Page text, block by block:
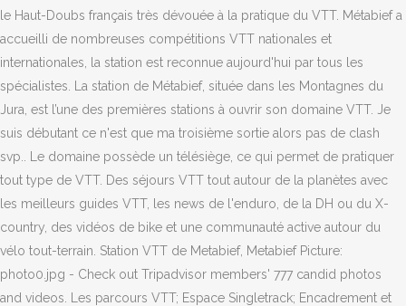
le Haut-Doubs français très dévouée à la pratique du VTT. Métabief a
accueilli de nombreuses compétitions VTT nationales et
internationales, la station est reconnue aujourd'hui par tous les
spécialistes. La station de Métabief, située dans les Montagnes du
Jura, est l’une des premières stations à ouvrir son domaine VTT. Je
suis débutant ce n'est que ma troisième sortie alors pas de clash
svp.. Le domaine possède un télésiège, ce qui permet de pratiquer
tout type de VTT. Des séjours VTT tout autour de la planètes avec
les meilleurs guides VTT, les news de l'enduro, de la DH ou du X-
country, des vidéos de bike et une communauté active autour du
vélo tout-terrain. Station VTT de Metabief, Metabief Picture:
photo0.jpg - Check out Tripadvisor members' 777 candid photos
and videos. Les parcours VTT; Espace Singletrack; Encadrement et